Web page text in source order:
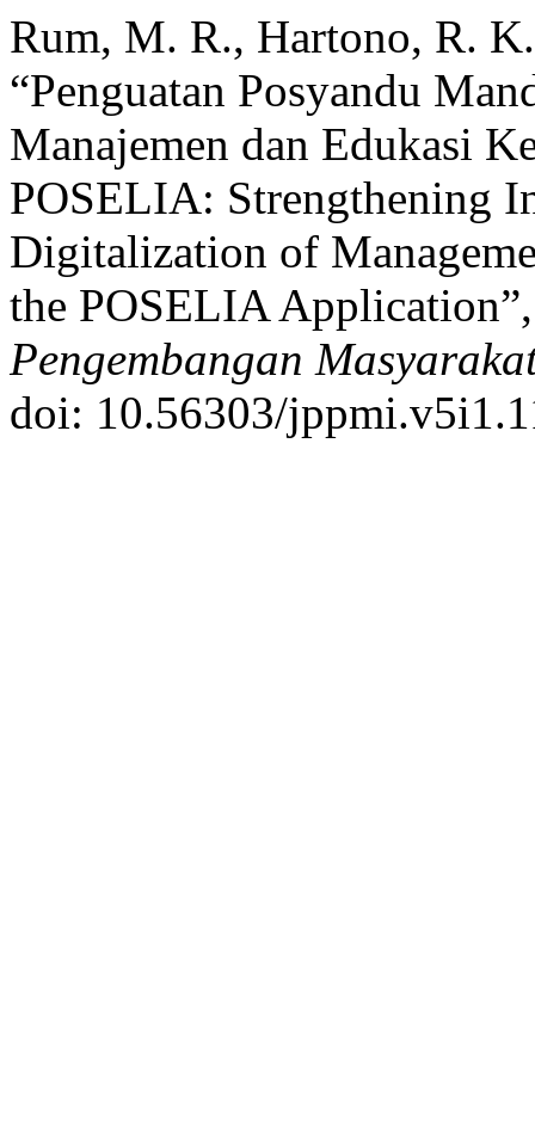
Rum, M. R., Hartono, R.
“Penguatan Posyandu
Manajemen dan Edukasi
POSELIA: Strengthening
Digitalization of
the POSELIA
Pengembangan
doi: 10.56303/